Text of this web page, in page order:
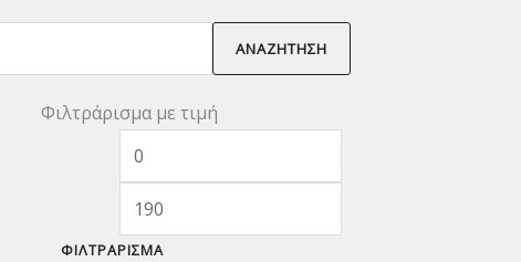
ΑΝΑΖΉΤΗΣΗ
Φιλτράρισμα με τιμή
Ελάχιστη
τιμή
ΦΙΛΤΡΆΡΙΣΜΑ